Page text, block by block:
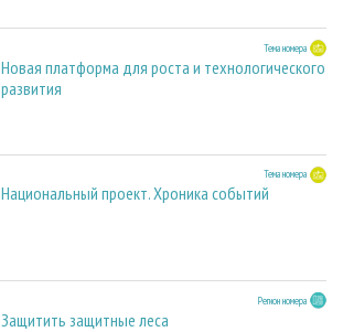
Тема номера
Новая платформа для роста и технологического
развития
Тема номера
Национальный проект. Хроника событий
Регион номера
Защитить защитные леса